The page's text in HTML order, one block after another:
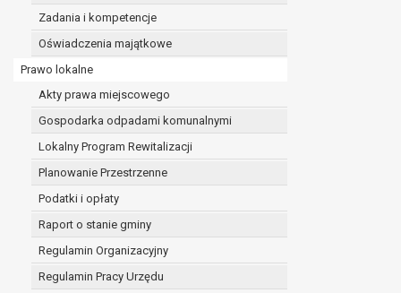
Zadania i kompetencje
Oświadczenia majątkowe
Prawo lokalne
Akty prawa miejscowego
Gospodarka odpadami komunalnymi
Lokalny Program Rewitalizacji
Planowanie Przestrzenne
Podatki i opłaty
Raport o stanie gminy
Regulamin Organizacyjny
Regulamin Pracy Urzędu
w pozostałych przypadkach dane osobowe
W związku z przetwarzaniem danych w celu
osobowych. Odbiorcami mogą być:
Pani/Pana dane osobowe będą przetwarzane przez
przepisy prawa powszechnie obowiązującego.
W przypadku, gdy dane osobowe przetwarzane są na
W przypadku, gdy dane osobowe przetwarzane są w
czasie w zakresie wymaganym przez przepisy prawa
rozliczeniu umowy, do czasu wycofania tej zgody.
Ponadto w przypadku umów o dofinansowanie dane
beneficjentem a określoną instytucją, trwałości
W związku z przetwarzaniem przez administratora
prawo dostępu do treści danych oraz